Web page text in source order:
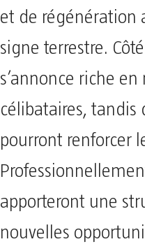
et de régénération
signe terrestre.
s’annonce riche
célibataires, tandis
pourront renforcer
apporteront une
nouvelles